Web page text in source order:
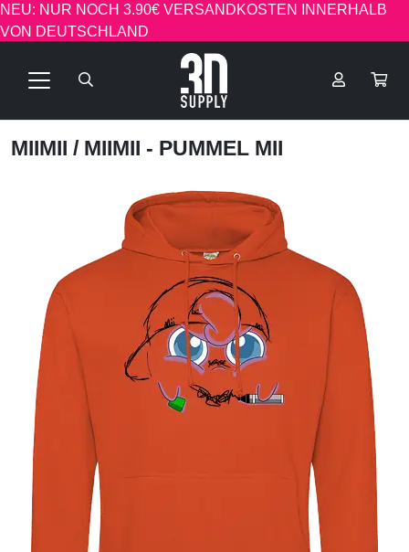
NEU: NUR NOCH 3.90€ VERSANDKOSTEN INNERHALB
VON DEUTSCHLAND
MIIMII / MIIMII - PUMMEL MII